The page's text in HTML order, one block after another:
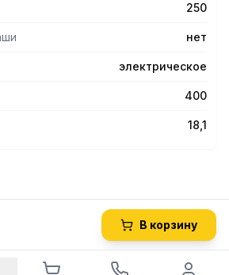
ножки.
AISI 304.
кислотостойкой нержавеющей стали
250
нет
электрическое
400
18,1
В корзину